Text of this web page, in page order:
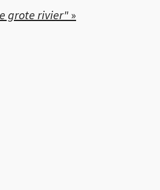
grote rivier"»